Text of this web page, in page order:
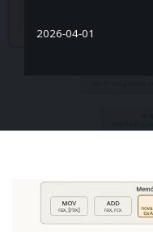
2026-04-01